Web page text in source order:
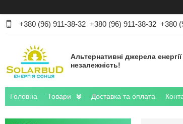
+380 (96) 911-38-32 +380 (96) 911-38-32 +380
Альтернативні джерела
незалежність!
Головна Товари Доставка та оплата